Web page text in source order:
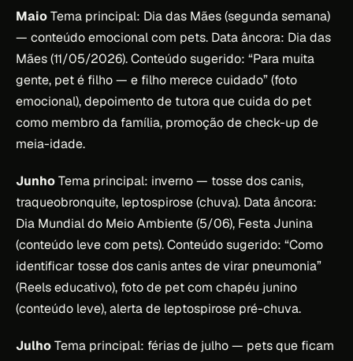
MaioTema principal: Dia das Mães (segunda semana)
— conteúdo emocional com pets. Data âncora: Dia das
Mães (11/05/2026). Conteúdo sugerido: “Para muita
gente, pet é filho — e filho merece cuidado” (foto
emocional), depoimento de tutora que cuida do pet
como membro da família, promoção de check-up de
meia-idade.
JunhoTema principal: inverno — tosse dos canis,
traqueobronquite, leptospirose (chuva). Data âncora:
Dia Mundial do Meio Ambiente (5/06), Festa Junina
(conteúdo leve com pets). Conteúdo sugerido: “Como
identificar tosse dos canis antes de virar pneumonia”
(Reels educativo), foto de pet com chapéu junino
(conteúdo leve), alerta de leptospirose pré-chuva.
JulhoTema principal: férias de julho — pets que ficam